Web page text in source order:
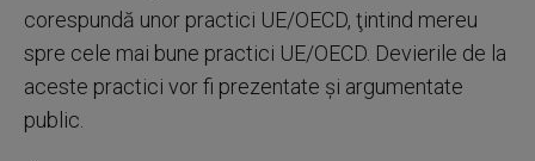
corespundă unor practici UE/OECD, ţintind mereu
spre cele mai bune practici UE/OECD. Devierile de la
aceste practici vor fi prezentate şi argumentate
public.